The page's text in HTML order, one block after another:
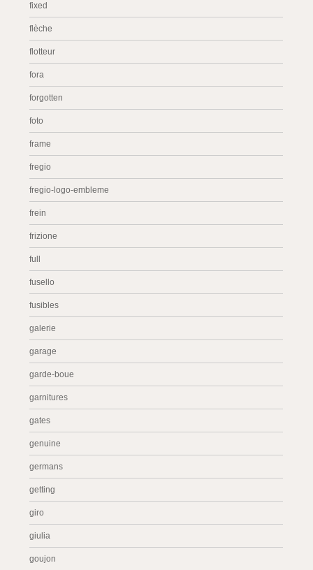
fixed
flèche
flotteur
fora
forgotten
foto
frame
fregio
fregio-logo-embleme
frein
frizione
full
fusello
fusibles
galerie
garage
garde-boue
garnitures
gates
genuine
germans
getting
giro
giulia
goujon